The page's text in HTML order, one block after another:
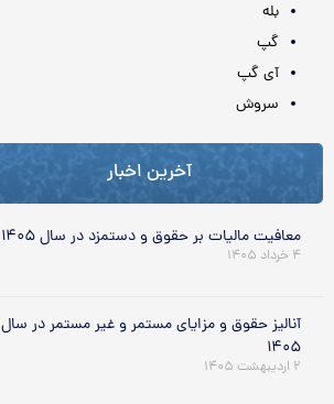
بله
گپ
آی گپ
سروش
آخرین اخبار
معافیت مالیات بر حقوق و دستمزد در سال ۱۴۰۵
۴ خرداد ۱۴۰۵
آنالیز حقوق و مزایای مستمر و غیر مستمر در سال
۱۴۰۵
۲ اردیبهشت ۱۴۰۵